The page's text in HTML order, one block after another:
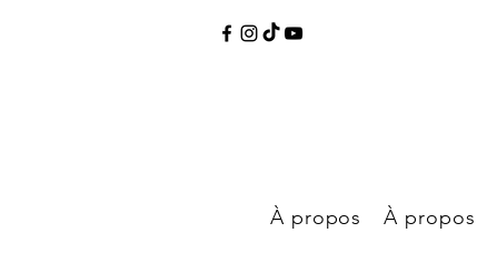
À propos À propos